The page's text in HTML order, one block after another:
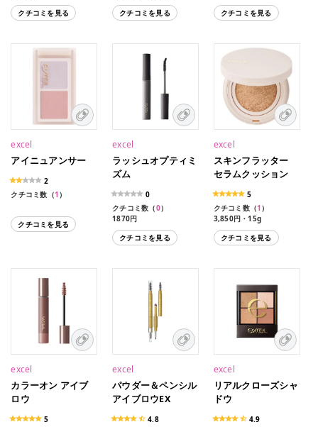
クチコミを見る
クチコミを見る
クチコミを見る
excel
アイニュアンサー
2
クチコミ数（1 ）
クチコミを見る
excel
ラッシュオプティミ
ズム
0
クチコミ数（0）
1870円
クチコミを見る
excel
スキンフラッター
セラムクッション
5
クチコミ数（1 ）
3,850円・15g
クチコミを見る
excel
カラーオン アイブ
ロウ
5
excel
パウダー＆ペンシル
アイブロウEX
4.8
excel
リアルクローズシャ
ドウ
4.9